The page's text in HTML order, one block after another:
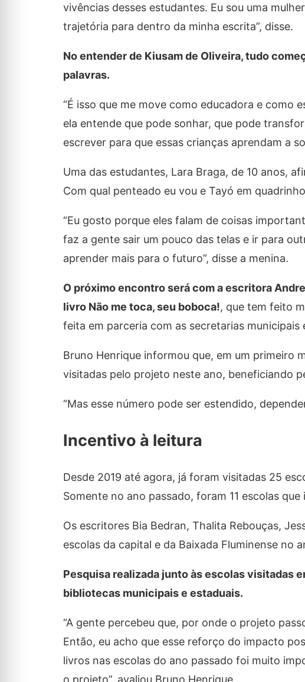
vivências desses estudantes. Eu sou uma
trajetória para dentro da minha escrita”, disse.
No entender de Kiusam de Oliveira, tudo
palavras.
“É isso que me move como educadora e como
ela entende que pode sonhar, que pode
escrever para que essas crianças aprendam a
Uma das estudantes, Lara Braga, de 10 anos,
Com qual penteado eu vou e Tayó em
“Eu gosto porque eles falam de coisas
faz a gente sair um pouco das telas e ir para
aprender mais para o futuro”, disse a menina.
O próximo encontro será com a escritora
livro Não me toca, seu boboca!, que tem feito
feita em parceria com as secretarias municipais
Bruno Henrique informou que, em um primeiro
visitadas pelo projeto neste ano, beneficiando
“Mas esse número pode ser estendido,
Incentivo à leitura
Desde 2019 até agora, já foram visitadas 25
Somente no ano passado, foram 11 escolas
Os escritores Bia Bedran, Thalita Rebouças,
escolas da capital e da Baixada Fluminense no
Pesquisa realizada junto às escolas visitadas
bibliotecas municipais e estaduais.
“A gente percebeu que, por onde o projeto
Então, eu acho que esse reforço do impacto
livros nas escolas do ano passado foi muito